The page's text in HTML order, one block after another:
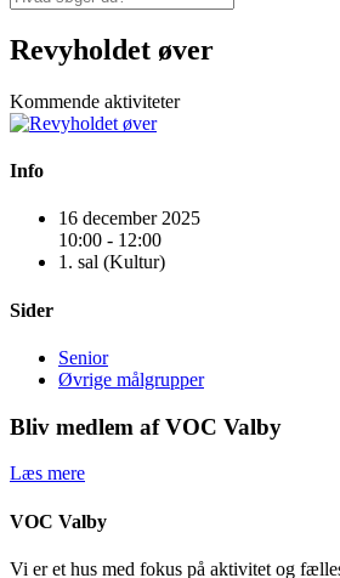
Revyholdet øver
Kommende aktiviteter
Info
16 december 2025
10:00 - 12:00
1. sal (Kultur)
Sider
Senior
Øvrige målgrupper
Bliv medlem af VOC Valby
Læs mere
VOC Valby
Vi er et hus med fokus på aktivitet og